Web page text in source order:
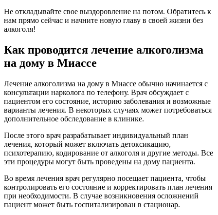
Не откладывайте свое выздоровление на потом. Обратитесь к
нам прямо сейчас и начните новую главу в своей жизни без
алкоголя!
Как проводится лечение алкоголизма
на дому в Миассе
Лечение алкоголизма на дому в Миассе обычно начинается с
консультации нарколога по телефону. Врач обсуждает с
пациентом его состояние, историю заболевания и возможные
варианты лечения. В некоторых случаях может потребоваться
дополнительное обследование в клинике.
После этого врач разрабатывает индивидуальный план
лечения, который может включать детоксикацию,
психотерапию, кодирование от алкоголя и другие методы. Все
эти процедуры могут быть проведены на дому пациента.
Во время лечения врач регулярно посещает пациента, чтобы
контролировать его состояние и корректировать план лечения
при необходимости. В случае возникновения осложнений
пациент может быть госпитализирован в стационар.